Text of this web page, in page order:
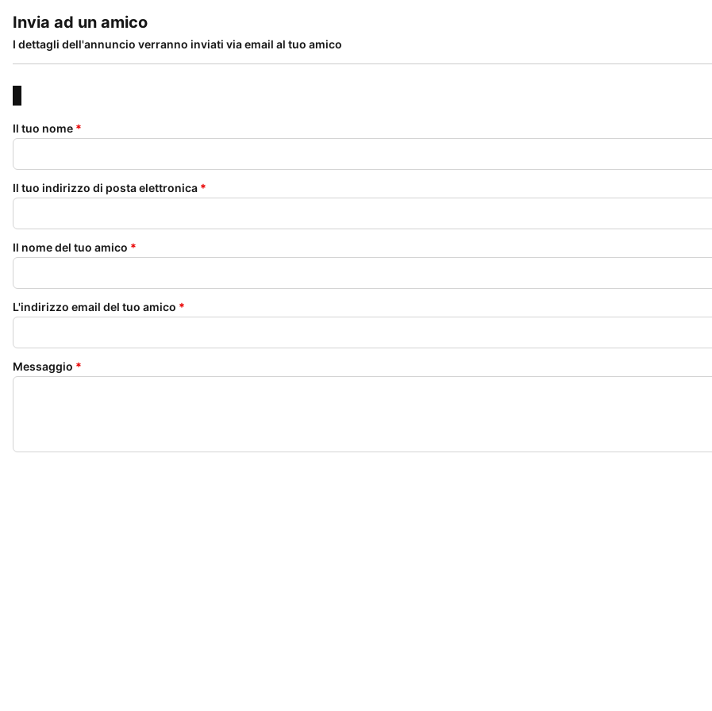
Invia ad un amico
I dettagli dell'annuncio verranno inviati via email al tuo amico
Il tuo nome *
Il tuo indirizzo di posta elettronica *
Il nome del tuo amico *
L'indirizzo email del tuo amico *
Messaggio *